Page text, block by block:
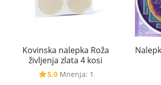
Kovinska nalepka Roža
življenja zlata 4 kosi
5.0 Mnenja: 1